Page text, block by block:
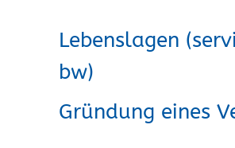
Lebenslagen
bw)
Gründung eines